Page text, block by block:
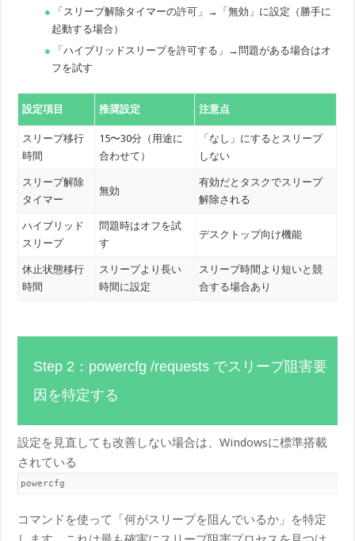
「スリープ解除タイマーの許可」→「無効」に設定（勝手に
起動する場合）
「ハイブリッドスリープを許可する」→問題がある場合はオ
フを試す
設定項目 推奨設定 注意点
スリープ移行
時間
15〜30分（用途に
合わせて）
「なし」にするとスリープ
しない
スリープ解除
タイマー
無効
有効だとタスクでスリープ
解除される
ハイブリッド
スリープ
問題時はオフを試
す
デスクトップ向け機能
休止状態移行
時間
スリープより長い
時間に設定
スリープ時間より短いと競
合する場合あり
Step 2：powercfg /requests でスリープ阻害要
因を特定する
設定を見直しても改善しない場合は、Windowsに標準搭載
されている
powercfg
コマンドを使って「何がスリープを阻んでいるか」を特定